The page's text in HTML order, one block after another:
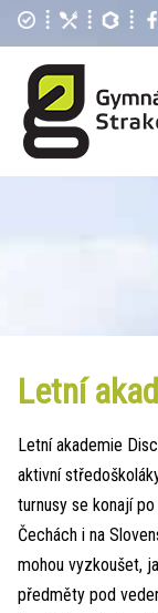
Letní
Letní akademie
aktivní
turnusy se konají
Čechách i na
mohou vyzkoušet,
předměty pod